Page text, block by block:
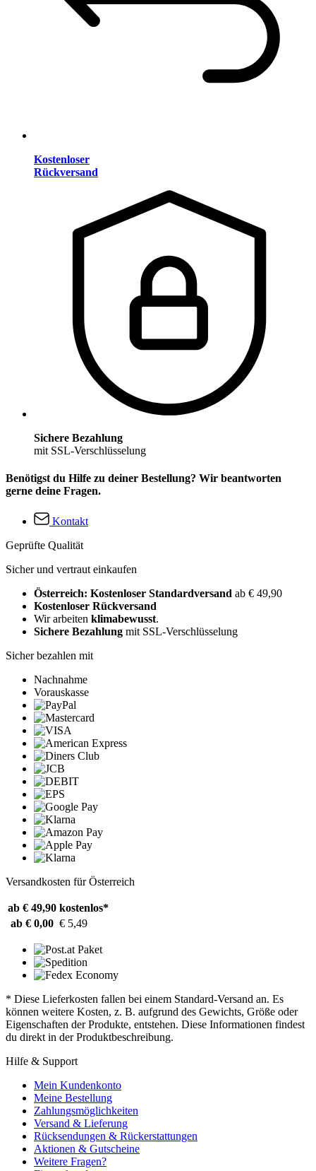
Kostenloser
Rückversand
Sichere Bezahlung
mit SSL-Verschlüsselung
Benötigst du Hilfe zu deiner Bestellung? Wir beantworten
gerne deine Fragen.
Kontakt
Geprüfte Qualität
Sicher und vertraut einkaufen
Österreich: Kostenloser Standardversand ab € 49,90
Kostenloser Rückversand
Wir arbeiten klimabewusst.
Sichere Bezahlung mit SSL-Verschlüsselung
Sicher bezahlen mit
Nachnahme
Vorauskasse
Versandkosten für Österreich
ab € 49,90 kostenlos*
ab € 0,00 € 5,49
* Diese Lieferkosten fallen bei einem Standard-Versand an. Es
können weitere Kosten, z. B. aufgrund des Gewichts, Größe oder
Eigenschaften der Produkte, entstehen. Diese Informationen findest
du direkt in der Produktbeschreibung.
Hilfe & Support
Mein Kundenkonto
Meine Bestellung
Zahlungsmöglichkeiten
Versand & Lieferung
Rücksendungen & Rückerstattungen
Aktionen & Gutscheine
Weitere Fragen?